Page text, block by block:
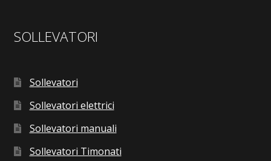
SOLLEVATORI
Sollevatori
Sollevatori elettrici
Sollevatori manuali
Sollevatori Timonati